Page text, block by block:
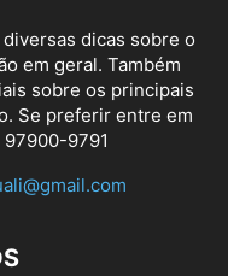
dicas sobre o
em geral. Também
sobre os principais
Se preferir entre em
9791